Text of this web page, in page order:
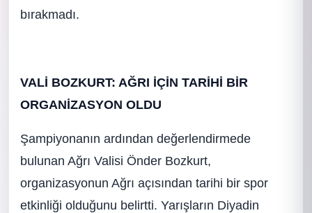
bırakmadı.
VALİ BOZKURT: AĞRI İÇİN TARİHİ BİR
ORGANİZASYON OLDU
Şampiyonanın ardından değerlendirmede
bulunan Ağrı Valisi Önder Bozkurt,
organizasyonun Ağrı açısından tarihi bir spor
etkinliği olduğunu belirtti. Yarışların Diyadin